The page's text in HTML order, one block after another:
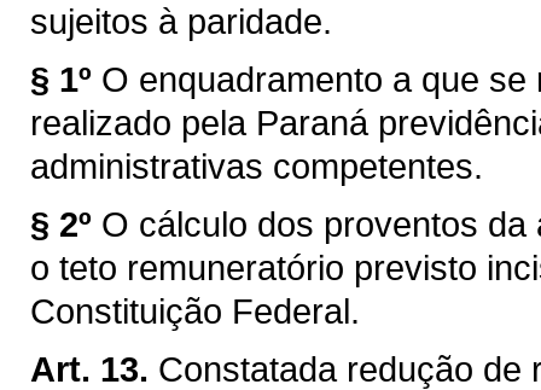
sujeitos à paridade.
§ 1º O enquadramento a que
realizado pela Paraná
administrativas competentes.
§ 2º O cálculo dos proventos
o teto remuneratório previsto
Constituição Federal.
Art. 13. Constatada redução de